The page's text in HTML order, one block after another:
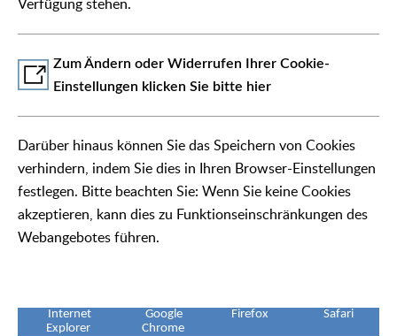
Verfügung stehen.
Zum Ändern oder Widerrufen Ihrer Cookie-
Einstellungen klicken Sie bitte hier
Darüber hinaus können Sie das Speichern von Cookies
verhindern, indem Sie dies in Ihren Browser-Einstellungen
festlegen. Bitte beachten Sie: Wenn Sie keine Cookies
akzeptieren, kann dies zu Funktionseinschränkungen des
Webangebotes führen.
Internet
Explorer
Google
Chrome
Firefox Safari